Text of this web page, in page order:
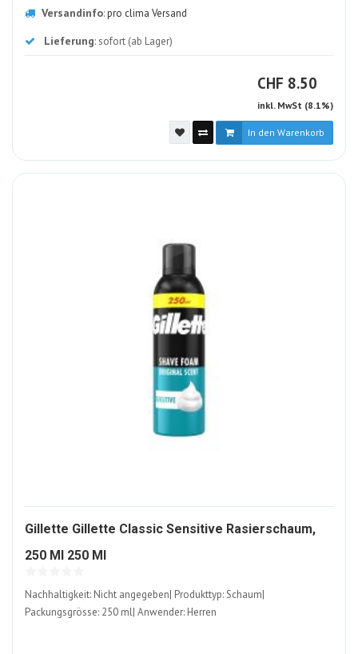
Versandinfo:pro clima Versand
Lieferung: sofort (ab Lager)
CHF CHF
8.50
inkl. MwSt (8.1%)
In den Warenkorb
Gillette Gillette Classic Sensitive Rasierschaum,
250 Ml 250 Ml 2151028-
Nachhaltigkeit: Nicht angegeben| Produkttyp: Schaum|
Packungsgrösse: 250 ml| Anwender: Herren